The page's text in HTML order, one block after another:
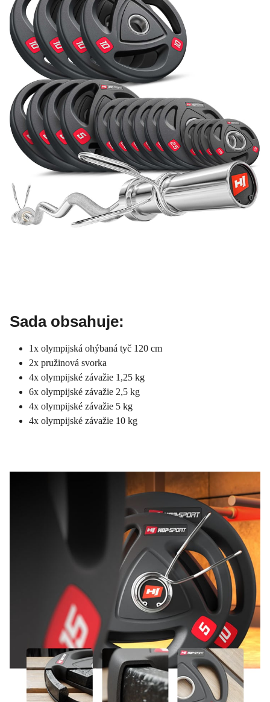
Sada obsahuje:
1x olympijská ohýbaná tyč 120 cm
2x pružinová svorka
4x olympijské závažie 1,25 kg
6x olympijské závažie 2,5 kg
4x olympijské závažie 5 kg
4x olympijské závažie 10 kg